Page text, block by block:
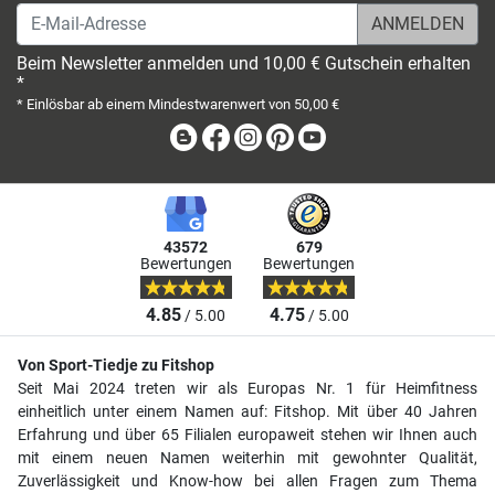
E-Mail-Adresse
Beim Newsletter anmelden und 10,00 € Gutschein erhalten
*
* Einlösbar ab einem Mindestwarenwert von 50,00 €
BlogFacebook
Instagram
Pinterest
43572
Bewertungen
4.85/ 5.00
679
Bewertungen
4.75/ 5.00
Von Sport-Tiedje zu Fitshop
Seit Mai 2024 treten wir als Europas Nr. 1 für Heimfitness
einheitlich unter einem Namen auf: Fitshop. Mit über 40 Jahren
Erfahrung und über 65 Filialen europaweit stehen wir Ihnen auch
mit einem neuen Namen weiterhin mit gewohnter Qualität,
Zuverlässigkeit und Know-how bei allen Fragen zum Thema